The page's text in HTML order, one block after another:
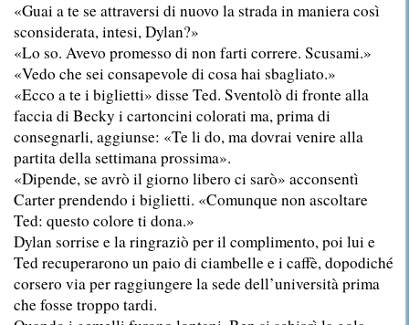
«Guai a te se attraversi di nuovo la strada in maniera così
sconsiderata, intesi, Dylan?»
«Lo so. Avevo promesso di non farti correre. Scusami.»
«Vedo che sei consapevole di cosa hai sbagliato.»
«Ecco a te i biglietti» disse Ted. Sventolò di fronte alla
faccia di Becky i cartoncini colorati ma, prima di
consegnarli, aggiunse: «Te li do, ma dovrai venire alla
partita della settimana prossima».
«Dipende, se avrò il giorno libero ci sarò» acconsentì
Carter prendendo i biglietti. «Comunque non ascoltare
Ted: questo colore ti dona.»
Dylan sorrise e la ringraziò per il complimento, poi lui e
Ted recuperarono un paio di ciambelle e i caffè, dopodiché
corsero via per raggiungere la sede dell’università prima
che fosse troppo tardi.